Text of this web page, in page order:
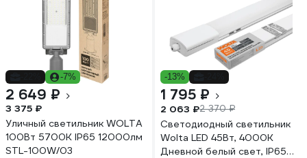
-7%
2 649 ₽
3 375 ₽
Уличный светильник WOLTA
100Вт 5700К IP65 12000лм
STL-100W/03
-13%
1 795 ₽
2 063 ₽2 370 ₽
Светодиодный светильник
Wolta LED 45Вт, 4000К
Дневной белый свет, IP65